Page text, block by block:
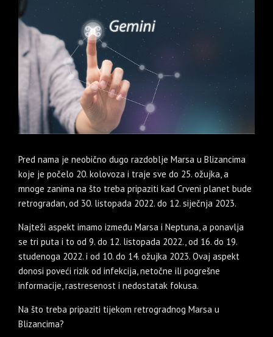
Pred nama je neobično dugo razdoblje Marsa u Blizancima
koje je počelo 20. kolovoza i traje sve do 25. ožujka, a
mnoge zanima na što treba pripaziti kad Crveni planet bude
retrogradan, od 30. listopada 2022. do 12. siječnja 2023.
Najteži aspekt imamo između Marsa i Neptuna, a ponavlja
se tri puta i to od 9. do 12. listopada 2022., od 16. do 19.
studenoga 2022. i od 10. do 14. ožujka 2023. Ovaj aspekt
donosi poveći rizik od infekcija, netočne ili pogrešne
informacije, rastresenost i nedostatak fokusa.
Na što treba pripaziti tijekom retrogradnog Marsa u
Blizancima?